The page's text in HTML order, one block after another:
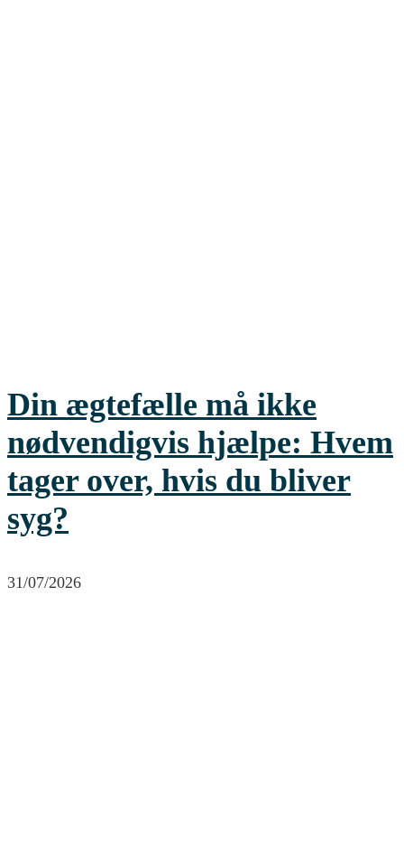
Din ægtefælle må ikke
nødvendigvis hjælpe: Hvem
tager over, hvis du bliver
syg?
31/07/2026